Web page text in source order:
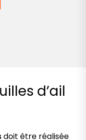
d’ail
doit être réalisée